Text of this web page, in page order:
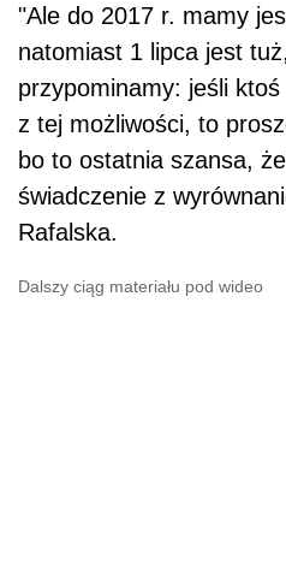
"Ale do 2017 r. mamy
natomiast 1 lipca jest
przypominamy: jeśli
z tej możliwości, to
bo to ostatnia szansa,
świadczenie z
Rafalska.
Dalszy ciąg materiału pod wideo